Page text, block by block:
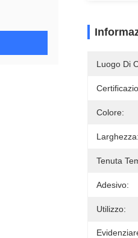
Luogo Di
Colore:
Larghezza:
Tenuta
Adesivo:
Utilizzo: